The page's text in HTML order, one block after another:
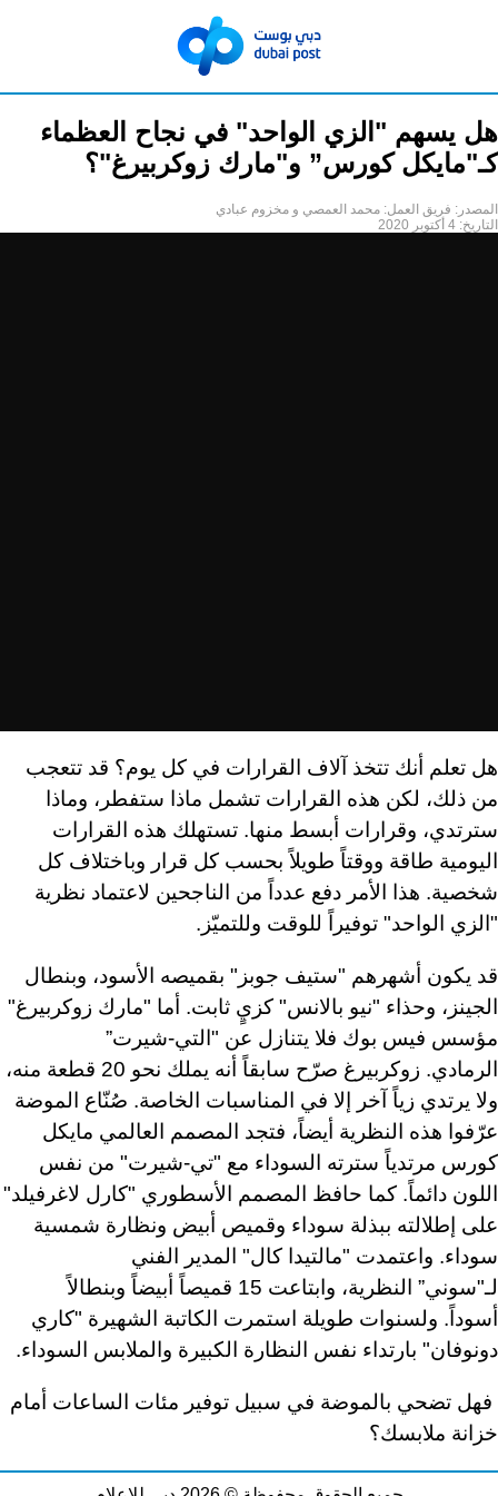
هل يسهم "الزي الواحد" في نجاح العظماء
كـ"مايكل كورس” و"مارك زوكربيرغ"؟
المصدر: فريق العمل: محمد العمصي و مخزوم عبادي
التاريخ: 4 أكتوبر 2020
هل تعلم أنك تتخذ آلاف القرارات في كل يوم؟ قد تتعجب
من ذلك، لكن هذه القرارات تشمل ماذا ستفطر، وماذا
سترتدي، وقرارات أبسط منها. تستهلك هذه القرارات
اليومية طاقة ووقتاً طويلاً بحسب كل قرار وباختلاف كل
شخصية. هذا الأمر دفع عدداً من الناجحين لاعتماد نظرية
"الزي الواحد" توفيراً للوقت وللتميّز.
قد يكون أشهرهم "ستيف جوبز" بقميصه الأسود، وبنطال
الجينز، وحذاء "نيو بالانس" كزيٍ ثابت. أما "مارك زوكربيرغ"
مؤسس فيس بوك فلا يتنازل عن "التي-شيرت”
الرمادي. زوكربيرغ صرّح سابقاً أنه يملك نحو 20 قطعة منه،
ولا يرتدي زياً آخر إلا في المناسبات الخاصة. صُنّاع الموضة
عرّفوا هذه النظرية أيضاً، فتجد المصمم العالمي مايكل
كورس مرتدياً سترته السوداء مع "تي-شيرت" من نفس
اللون دائماً. كما حافظ المصمم الأسطوري "كارل لاغرفيلد"
على إطلالته ببذلة سوداء وقميص أبيض ونظارة شمسية
سوداء. واعتمدت "مالتيدا كال" المدير الفني
لـ"سوني” النظرية، وابتاعت 15 قميصاً أبيضاً وبنطالاً
أسوداً. ولسنوات طويلة استمرت الكاتبة الشهيرة "كاري
دونوفان" بارتداء نفس النظارة الكبيرة والملابس السوداء.
فهل تضحي بالموضة في سبيل توفير مئات الساعات أمام
خزانة ملابسك؟